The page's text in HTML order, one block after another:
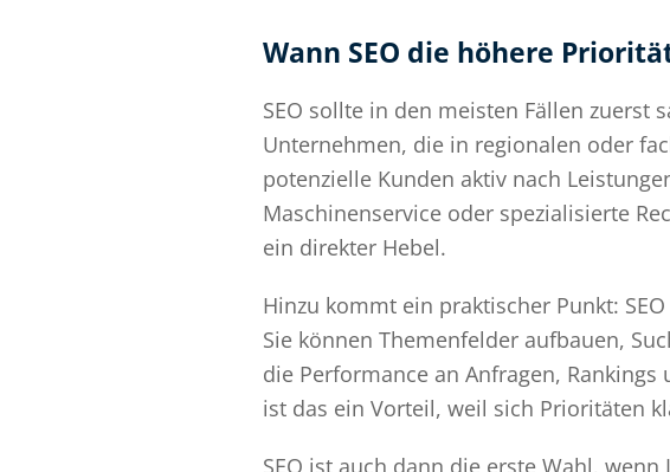
Wann SEO die höhere
SEO sollte in den meisten Fällen
Unternehmen, die in regionalen oder
potenzielle Kunden aktiv nach
Maschinenservice oder spezialisierte
ein direkter Hebel.
Hinzu kommt ein praktischer Punkt:
Sie können Themenfelder aufbauen,
die Performance an Anfragen,
ist das ein Vorteil, weil sich Prioritäten
SEO ist auch dann die erste Wahl,